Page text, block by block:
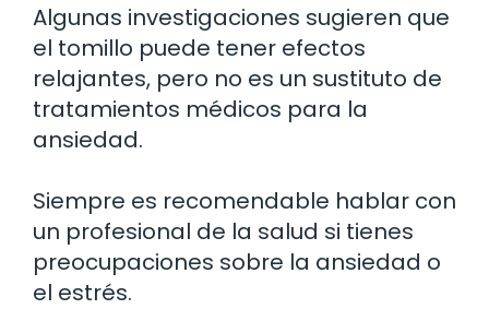
Algunas investigaciones sugieren que
el tomillo puede tener efectos
relajantes, pero no es un sustituto de
tratamientos médicos para la
ansiedad.
Siempre es recomendable hablar con
un profesional de la salud si tienes
preocupaciones sobre la ansiedad o
el estrés.